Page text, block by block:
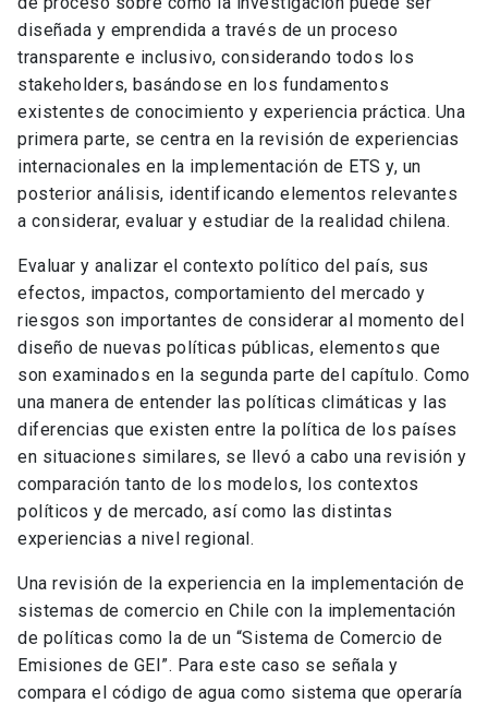
diseñada y emprendida a través de un proceso
transparente e inclusivo, considerando todos los
stakeholders, basándose en los fundamentos
existentes de conocimiento y experiencia práctica. Una
primera parte, se centra en la revisión de experiencias
internacionales en la implementación de ETS y, un
posterior análisis, identificando elementos relevantes
a considerar, evaluar y estudiar de la realidad chilena.
Evaluar y analizar el contexto político del país, sus
efectos, impactos, comportamiento del mercado y
riesgos son importantes de considerar al momento del
diseño de nuevas políticas públicas, elementos que
son examinados en la segunda parte del capítulo. Como
una manera de entender las políticas climáticas y las
diferencias que existen entre la política de los países
en situaciones similares, se llevó a cabo una revisión y
comparación tanto de los modelos, los contextos
políticos y de mercado, así como las distintas
experiencias a nivel regional.
Una revisión de la experiencia en la implementación de
sistemas de comercio en Chile con la implementación
de políticas como la de un “Sistema de Comercio de
Emisiones de GEI”. Para este caso se señala y
compara el código de agua como sistema que operaría